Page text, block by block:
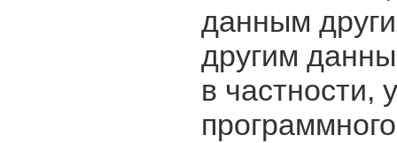
данным
другим
в частности,